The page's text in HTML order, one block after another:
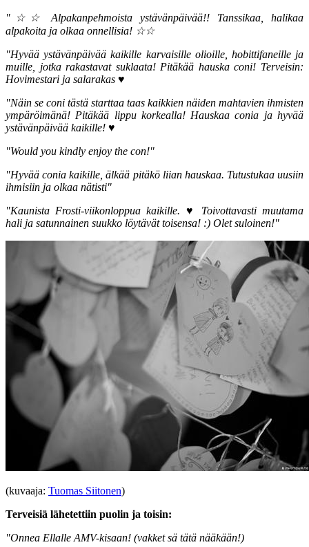
"☆☆ Alpakanpehmoista ystävänpäivää!! Tanssikaa, halikaa
alpakoita ja olkaa onnellisia! ☆☆
"Hyvää ystävänpäivää kaikille karvaisille olioille, hobittifaneille ja
muille, jotka rakastavat suklaata! Pitäkää hauska coni! Terveisin:
Hovimestari ja salarakas ♥
"Näin se coni tästä starttaa taas kaikkien näiden mahtavien ihmisten
ympäröimänä! Pitäkää lippu korkealla! Hauskaa conia ja hyvää
ystävänpäivää kaikille! ♥
"Would you kindly enjoy the con!"
"Hyvää conia kaikille, älkää pitäkö liian hauskaa. Tutustukaa uusiin
ihmisiin ja olkaa nätisti"
"Kaunista Frosti-viikonloppua kaikille. ♥ Toivottavasti muutama
hali ja satunnainen suukko löytävät toisensa! :) Olet suloinen!"
(kuvaaja: Tuomas Siitonen)
Terveisiä lähetettiin puolin ja toisin:
"Onnea Ellalle AMV-kisaan! (vakket sä tätä nääkään!)